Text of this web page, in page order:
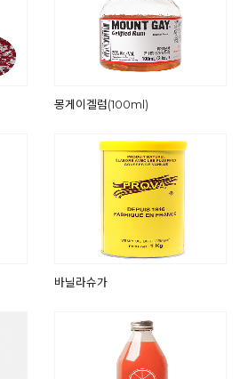
몽게이겔럼(100ml)
바닐라슈가